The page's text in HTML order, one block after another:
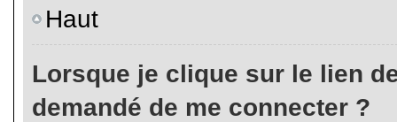
Haut
Lorsque je clique sur le lien
demandé de me connecter ?